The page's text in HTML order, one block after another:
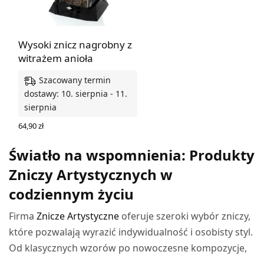
Wysoki znicz nagrobny z
witrażem anioła
Szacowany termin
dostawy: 10. sierpnia - 11.
sierpnia
64,90zł
Światło na wspomnienia: Produkty
Zniczy Artystycznych w
codziennym życiu
FirmaZnicze Artystyczne oferuje szeroki wybór zniczy,
które pozwalają wyrazić indywidualność i osobisty styl.
Od klasycznych wzorów po nowoczesne kompozycje,